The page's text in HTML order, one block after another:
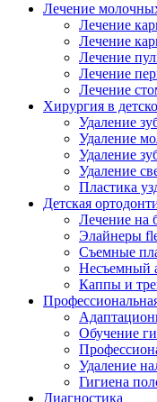
Лечение
Лечение
Лечение
Лечение
Лечение
Лечение
Хирургия в
Удаление
Удаление
Удаление
Удаление
Пластика
Детская
Лечение на
Элайнеры
Съемные
Несъемный
Каппы и
Обучение
Удаление
Гигиена
Диагностика